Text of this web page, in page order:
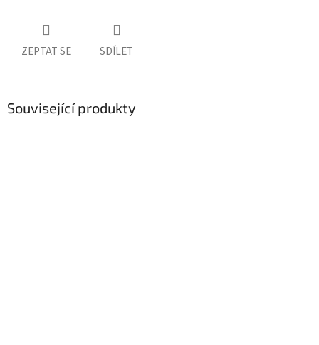
ZEPTAT SE SDÍLET
Související produkty